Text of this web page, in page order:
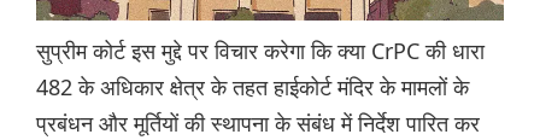
सुप्रीम कोर्ट इस मुद्दे पर विचार करेगा कि क्या CrPC की धारा
482 के अधिकार क्षेत्र के तहत हाईकोर्ट मंदिर के मामलों के
प्रबंधन और मूर्तियों की स्थापना के संबंध में निर्देश पारित कर